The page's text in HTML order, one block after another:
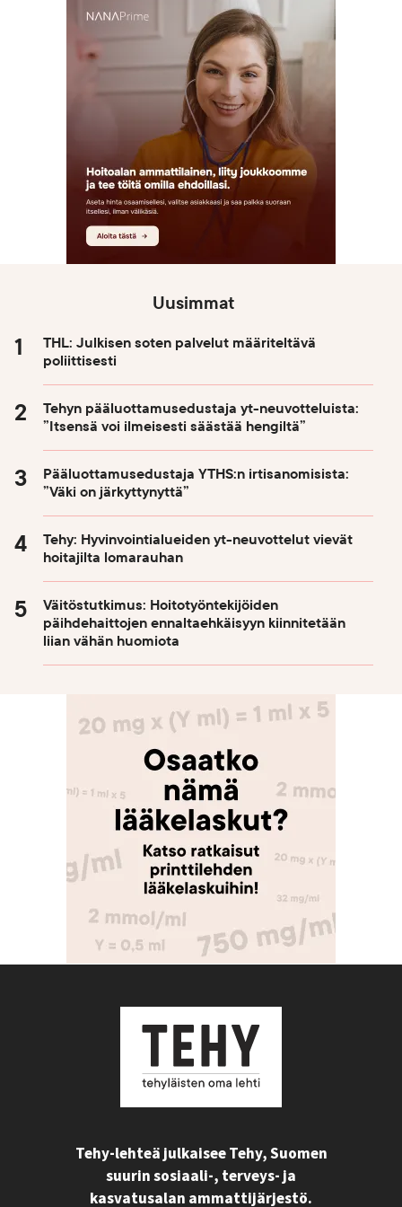
Uusimmat
THL: Julkisen soten palvelut määriteltävä
poliittisesti
Tehyn pääluottamusedustaja yt-neuvotteluista:
”Itsensä voi ilmeisesti säästää hengiltä”
Pääluottamusedustaja YTHS:n irtisanomisista:
”Väki on järkyttynyttä”
Tehy: Hyvinvointialueiden yt-neuvottelut vievät
hoitajilta lomarauhan
Väitöstutkimus: Hoitotyöntekijöiden
päihdehaittojen ennaltaehkäisyyn kiinnitetään
liian vähän huomiota
Tehy-lehteä julkaisee Tehy, Suomen
suurin sosiaali-, terveys- ja
kasvatusalan ammattijärjestö.